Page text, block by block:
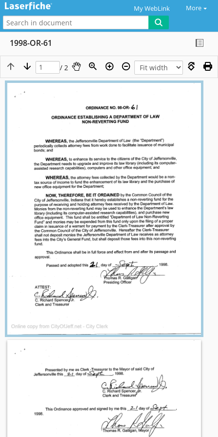
My WebLink More
1998-OR-61
/ 2